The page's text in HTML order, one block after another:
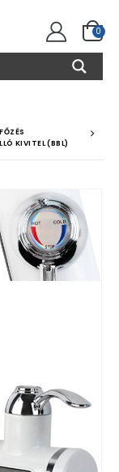
0
KIVITEL (BBL)